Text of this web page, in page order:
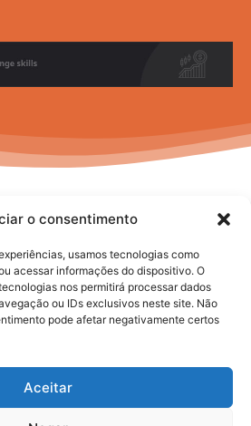
o consentimento
usamos tecnologias como
acessar informações do dispositivo. O
nos permitirá processar dados
ou IDs exclusivos neste site. Não
pode afetar negativamente certos
Aceitar